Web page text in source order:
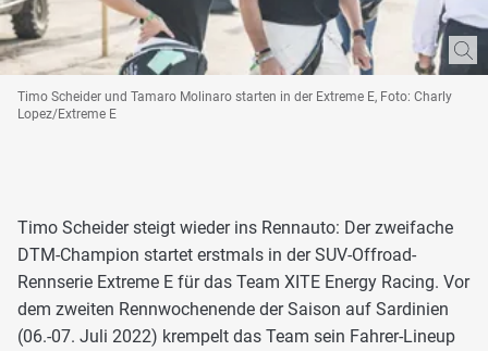
Timo Scheider und Tamaro Molinaro starten in der Extreme E, Foto: Charly
Lopez/Extreme E
Timo Scheider steigt wieder ins Rennauto: Der zweifache
DTM-Champion startet erstmals in der SUV-Offroad-
Rennserie Extreme E für das Team XITE Energy Racing. Vor
dem zweiten Rennwochenende der Saison auf Sardinien
(06.-07. Juli 2022) krempelt das Team sein Fahrer-Lineup